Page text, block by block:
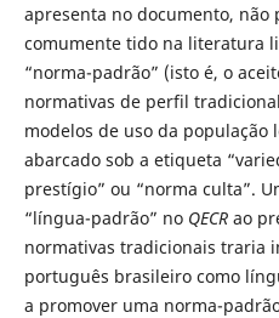
apresenta no documento, não
comumente tido na literatura
“norma-padrão” (isto é, o
normativas de perfil
modelos de uso da população
abarcado sob a etiqueta
prestígio” ou “norma culta”.
“língua-padrão” no QECRao
normativas tradicionais traria
português brasileiro como
a promover uma norma-